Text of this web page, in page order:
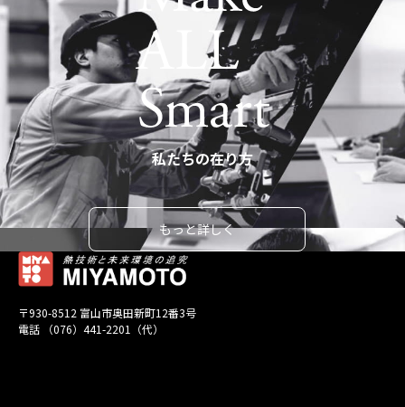
私たちの在り方
もっと詳しく
〒930-8512 富山市奥田新町12番3号
電話 （076）441-2201（代）